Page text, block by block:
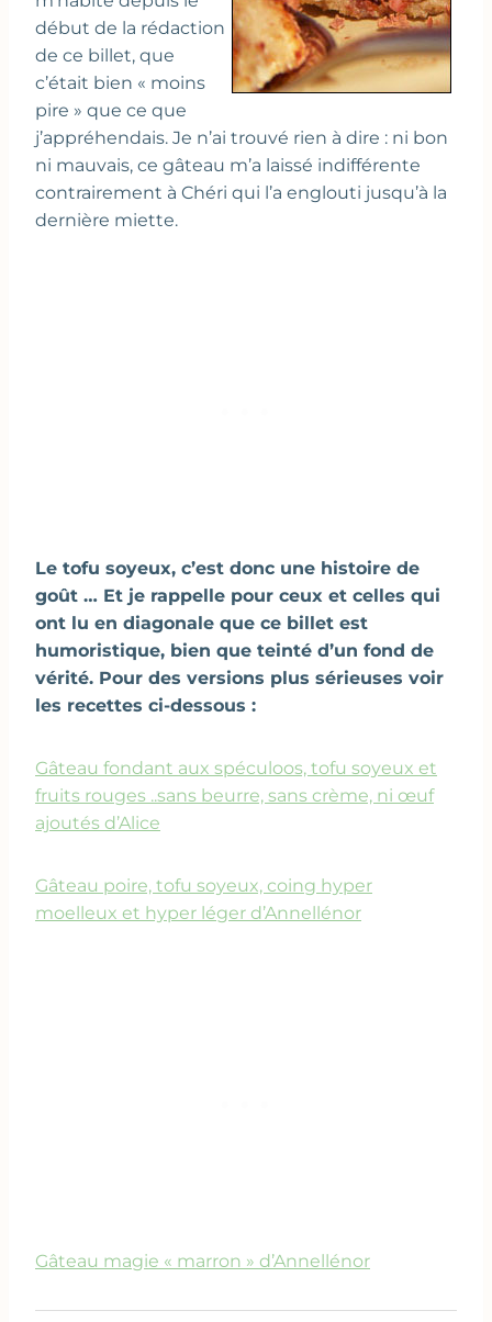
début de la rédaction
de ce billet, que
c’était bien « moins
pire » que ce que
j’appréhendais. Je n’ai trouvé rien à dire : ni bon
ni mauvais, ce gâteau m’a laissé indifférente
contrairement à Chéri qui l’a englouti jusqu’à la
dernière miette.
Le tofu soyeux, c’est donc une histoire de
goût … Et je rappelle pour ceux et celles qui
ont lu en diagonale que ce billet est
humoristique, bien que teinté d’un fond de
vérité. Pour des versions plus sérieuses voir
les recettes ci-dessous :
Gâteau fondant aux spéculoos, tofu soyeux et
fruits rouges ..sans beurre, sans crème, ni œuf
ajoutés d’Alice
Gâteau poire, tofu soyeux, coing hyper
moelleux et hyper léger d’Annellénor
Gâteau magie « marron » d’Annellénor